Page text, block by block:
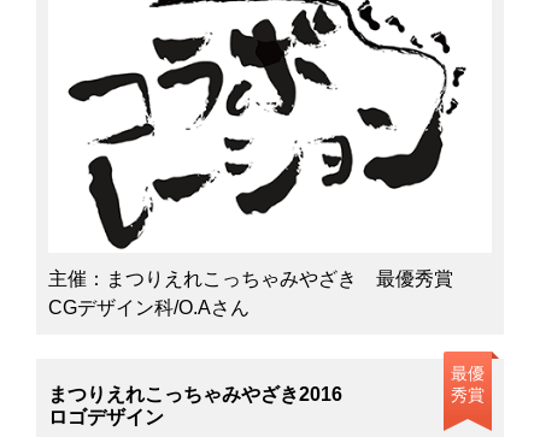
主催：まつりえれこっちゃみやざき 最優秀賞
CGデザイン科/O.Aさん
最優
秀賞
まつりえれこっちゃみやざき2016
ロゴデザイン